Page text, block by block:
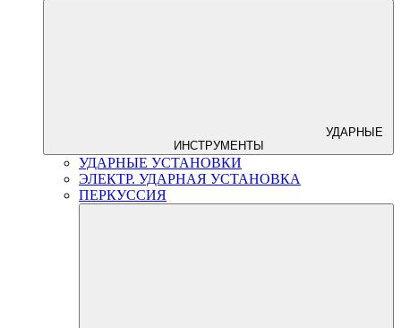
УДАРНЫЕ
ИНСТРУМЕНТЫ
УДАРНЫЕ УСТАНОВКИ
ЭЛЕКТР. УДАРНАЯ УСТАНОВКА
ПЕРКУССИЯ